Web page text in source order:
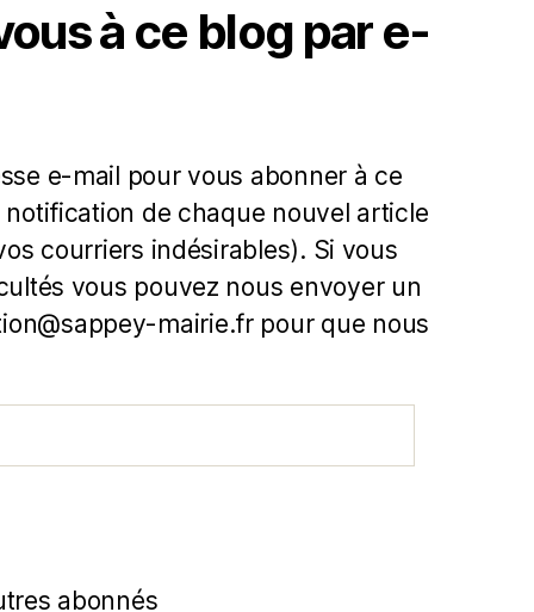
à ce blog par e-
e-mail pour vous abonner à ce
de chaque nouvel article
courriers indésirables). Si vous
vous pouvez nous envoyer un
mairie.fr pour que nous
abonnés